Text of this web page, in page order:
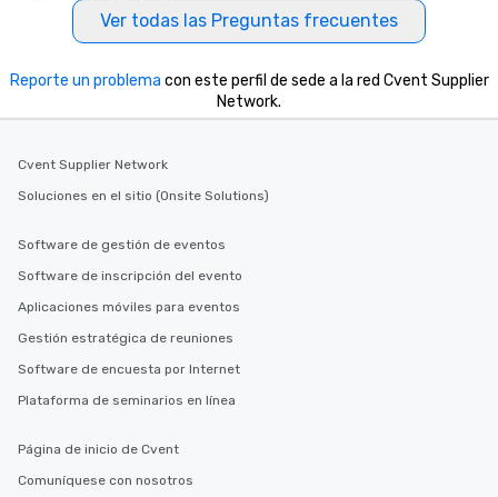
Ver todas las Preguntas frecuentes
Reporte un problema con este perfil de sede a la red Cvent Supplier
Network.
Cvent Supplier Network
Soluciones en el sitio (Onsite Solutions)
Software de gestión de eventos
Software de inscripción del evento
Aplicaciones móviles para eventos
Gestión estratégica de reuniones
Software de encuesta por Internet
Plataforma de seminarios en línea
Página de inicio de Cvent
Comuníquese con nosotros